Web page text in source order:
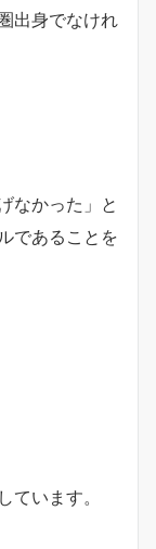
出身でなけれ
なかった」と
であることを
ています。